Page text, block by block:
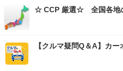
☆ CCP 厳選☆ 全国各地
【クルマ疑問Q＆A】カ